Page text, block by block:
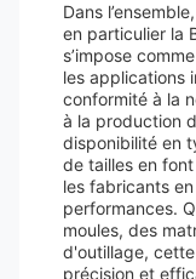
Dans
en particulier la
s’impose
les applications
conformité à la
à la production
disponibilité en
de tailles en
les fabricants
performances.
moules, des
d'outillage,
précision et